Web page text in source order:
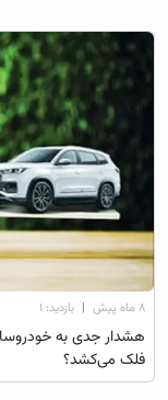
۸ ماه پیش | بازدید: 1
هشدار جدی به
فلک می‌کشد؟